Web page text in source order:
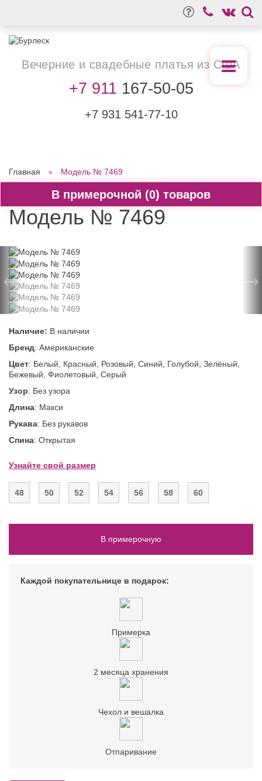
0
Вечерние и свадебные платья из США
+7 911 167-50-05
+7 931 541-77-10
Главная Модель № 7469
Модель № 7469
← →
Наличие: В наличии
Бренд: Американские
Цвет: Белый, Красный, Розовый, Синий, Голубой, Зелёный,
Бежевый, Фиолетовый, Серый
Узор: Без узора
Длина: Макси
Рукава: Без рукавов
Спина: Открытая
Узнайте свой размер
48 50 52 54 56 58 60
В примерочную
Каждой покупательнице в подарок:
Примерка
2 месяца хранения
Чехол и вешалка
Отпаривание